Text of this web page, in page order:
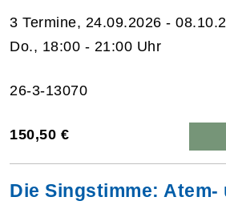
3 Termine, 24.09.2026 -
Do., 18:00 - 21:00 Uhr
26-3-13070
150,50 €
Die Singstimme: Atem-